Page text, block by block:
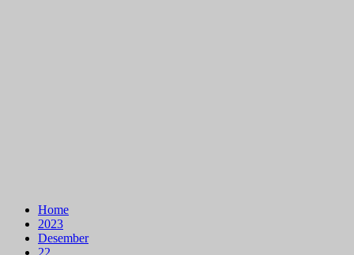
Home
2023
Desember
22